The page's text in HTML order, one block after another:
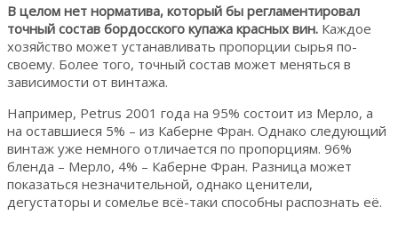
В целом нет норматива, который бы регламентировал
точный состав бордосского купажа красных вин. Каждое
хозяйство может устанавливать пропорции сырья по-
своему. Более того, точный состав может меняться в
зависимости от винтажа.
Например, Petrus 2001 года на 95% состоит из Мерло, а
на оставшиеся 5% – из Каберне Фран. Однако следующий
винтаж уже немного отличается по пропорциям. 96%
бленда – Мерло, 4% – Каберне Фран. Разница может
показаться незначительной, однако ценители,
дегустаторы и сомелье всё-таки способны распознать её.